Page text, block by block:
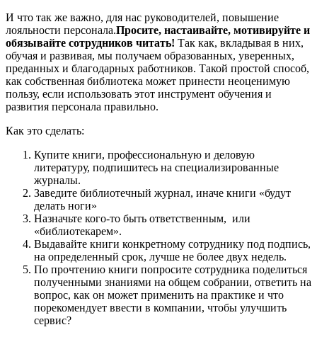
И что так же важно, для нас руководителей, повышение
лояльности персонала.Просите, настаивайте, мотивируйте и
обязывайте сотрудников читать! Так как, вкладывая в них,
обучая и развивая, мы получаем образованных, уверенных,
преданных и благодарных работников. Такой простой способ,
как собственная библиотека может принести неоценимую
пользу, если использовать этот инструмент обучения и
развития персонала правильно.
Как это сделать:
Купите книги, профессиональную и деловую
литературу, подпишитесь на специализированные
журналы.
Заведите библиотечный журнал, иначе книги «будут
делать ноги»
Назначьте кого-то быть ответственным, или
«библиотекарем».
Выдавайте книги конкретному сотруднику под подпись,
на определенный срок, лучше не более двух недель.
По прочтению книги попросите сотрудника поделиться
полученными знаниями на общем собрании, ответить на
вопрос, как он может применить на практике и что
порекомендует ввести в компании, чтобы улучшить
сервис?